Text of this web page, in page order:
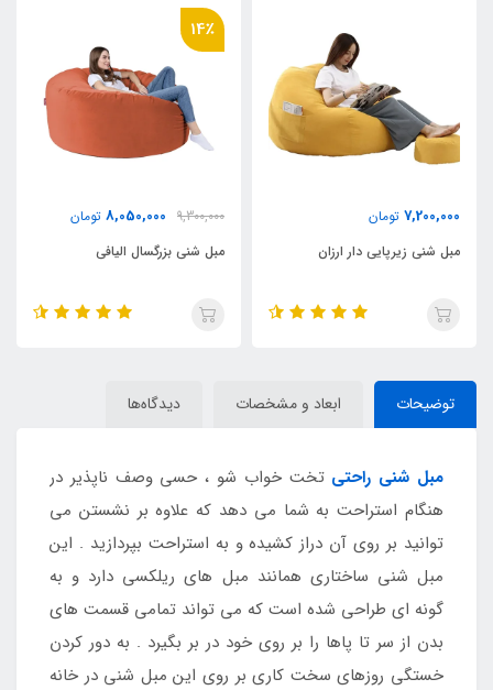
9,300,000
مبل شنی بزرگسال الیافی
7,200,000
6,600,000
مبل شنی دو نفره مخمل
توضیحات ابعاد و مشخصات دیدگاه‌ها
مبل شنی راحتی تخت خواب شو ، حسی وصف ناپذیر در
هنگام استراحت به شما می دهد که علاوه بر نشستن می
توانید بر روی آن دراز کشیده و به استراحت بپردازید . این
مبل شنی ساختاری همانند مبل های ریلکسی دارد و به
گونه ای طراحی شده است که می تواند تمامی قسمت های
بدن از سر تا پاها را بر روی خود در بر بگیرد . به دور کردن
خستگی روزهای سخت کاری بر روی این مبل شنی در خانه